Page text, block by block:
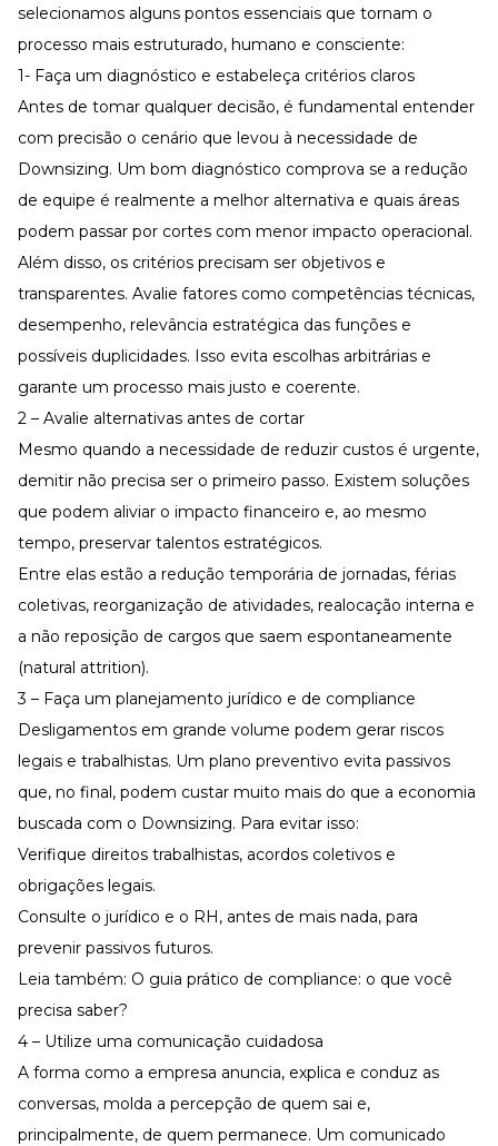
selecionamos alguns pontos essenciais que tornam o
processo mais estruturado, humano e consciente:
1- Faça um diagnóstico e estabeleça critérios claros
Antes de tomar qualquer decisão, é fundamental entender
com precisão o cenário que levou à necessidade de
Downsizing. Um bom diagnóstico comprova se a redução
de equipe é realmente a melhor alternativa e quais áreas
podem passar por cortes com menor impacto operacional.
Além disso, os critérios precisam ser objetivos e
transparentes. Avalie fatores como competências técnicas,
desempenho, relevância estratégica das funções e
possíveis duplicidades. Isso evita escolhas arbitrárias e
garante um processo mais justo e coerente.
2 – Avalie alternativas antes de cortar
Mesmo quando a necessidade de reduzir custos é urgente,
demitir não precisa ser o primeiro passo. Existem soluções
que podem aliviar o impacto financeiro e, ao mesmo
tempo, preservar talentos estratégicos.
Entre elas estão a redução temporária de jornadas, férias
coletivas, reorganização de atividades, realocação interna e
a não reposição de cargos que saem espontaneamente
(natural attrition).
3 – Faça um planejamento jurídico e de compliance
Desligamentos em grande volume podem gerar riscos
legais e trabalhistas. Um plano preventivo evita passivos
que, no final, podem custar muito mais do que a economia
buscada com o Downsizing. Para evitar isso:
Verifique direitos trabalhistas, acordos coletivos e
obrigações legais.
Consulte o jurídico e o RH, antes de mais nada, para
prevenir passivos futuros.
Leia também: O guia prático de compliance: o que você
precisa saber?
4 – Utilize uma comunicação cuidadosa
A forma como a empresa anuncia, explica e conduz as
conversas, molda a percepção de quem sai e,
principalmente, de quem permanece. Um comunicado